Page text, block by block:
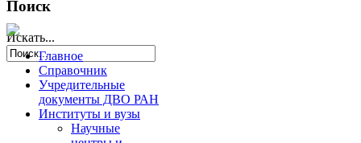
Поиск
Искать...
Главное
Справочник
Учредительные
документы ДВО РАН
Институты и вузы
Научные